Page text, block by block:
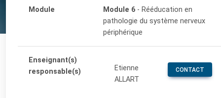
Module Module 6 - Rééducation en
pathologie du système nerveux
périphérique
Enseignant(s)
responsable(s)
Etienne
ALLART
CONTACT